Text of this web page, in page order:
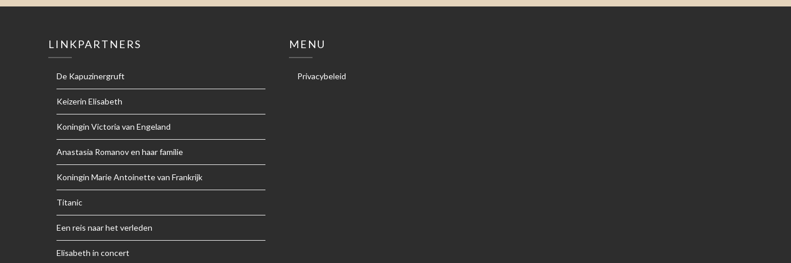
LINKPARTNERS
De Kapuzinergruft
Keizerin Elisabeth
Koningin Victoria van Engeland
Anastasia Romanov en haar familie
Koningin Marie Antoinette van Frankrijk
Titanic
Een reis naar het verleden
Elisabeth in concert
MENU
Privacybeleid